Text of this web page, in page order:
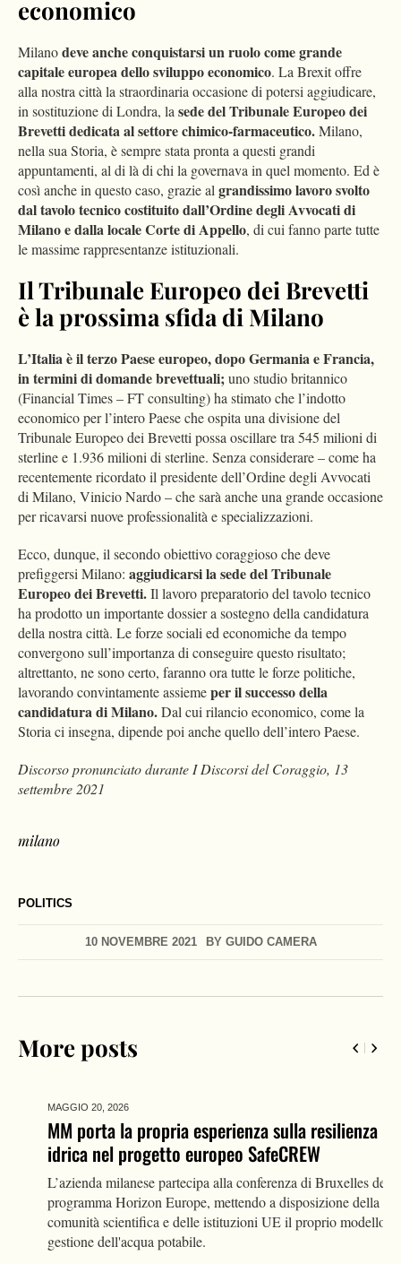
POLITICS
10 NOVEMBRE 2021 BY GUIDO CAMERA
economico
Milanodeve anche conquistarsi un ruolo come grande
capitale europea dello sviluppo economico. La Brexit offre
alla nostra città la straordinaria occasione di potersi aggiudicare,
in sostituzione di Londra, lasede del Tribunale Europeo dei
Brevetti dedicata al settore chimico-farmaceutico.Milano,
nella sua Storia, è sempre stata pronta a questi grandi
appuntamenti, al di là di chi la governava in quel momento. Ed è
così anche in questo caso, grazie algrandissimo lavoro svolto
dal tavolo tecnico costituito dall’Ordine degli Avvocati di
Milano e dalla locale Corte di Appello, di cui fanno parte tutte
le massime rappresentanze istituzionali.
Il Tribunale Europeo dei Brevetti
è la prossima sfida di Milano
L’Italia è il terzo Paese europeo, dopo Germania e Francia,
in termini di domande brevettuali;uno studio britannico
(Financial Times – FT consulting) ha stimato che l’indotto
economico per l’intero Paese che ospita una divisione del
Tribunale Europeo dei Brevetti possa oscillare tra 545 milioni di
sterline e 1.936 milioni di sterline. Senza considerare – come ha
recentemente ricordato il presidente dell’Ordine degli Avvocati
di Milano, Vinicio Nardo – che sarà anche una grande occasione
per ricavarsi nuove professionalità e specializzazioni.
Ecco, dunque, il secondo obiettivo coraggioso che deve
prefiggersi Milano: aggiudicarsi la sede del Tribunale
Europeo dei Brevetti.Il lavoro preparatorio del tavolo tecnico
ha prodotto un importante dossier a sostegno della candidatura
della nostra città. Le forze sociali ed economiche da tempo
convergono sull’importanza di conseguire questo risultato;
altrettanto, ne sono certo, faranno ora tutte le forze politiche,
lavorando convintamente assiemeper il successo della
candidatura di Milano.Dal cui rilancio economico, come la
Storia ci insegna, dipende poi anche quello dell’intero Paese.
Discorso pronunciato durante I Discorsi del Coraggio, 13
settembre 2021
milano
More posts
MAGGIO 20, 2026
MM porta la propria esperienza sulla resilienza
idrica nel progetto europeo SafeCREW
L’azienda milanese partecipa alla conferenza di Bruxelles del
programma Horizon Europe, mettendo a disposizione della
comunità scientifica e delle istituzioni UE il proprio modello di
gestione dell'acqua potabile.